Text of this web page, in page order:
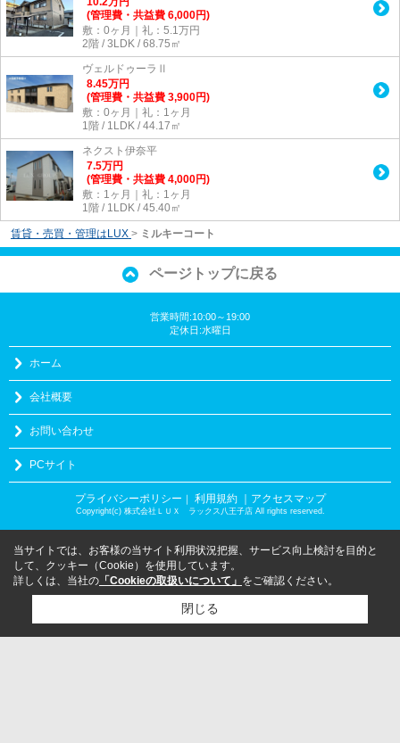
(管理費・共益費 6,000円)
敷：0ヶ月｜礼：5.1万円
2階 / 3LDK / 68.75㎡
ヴェルドゥーラⅡ
8.45万円
(管理費・共益費 3,900円)
敷：0ヶ月｜礼：1ヶ月
1階 / 1LDK / 44.17㎡
ネクスト伊奈平
7.5万円
(管理費・共益費 4,000円)
敷：1ヶ月｜礼：1ヶ月
1階 / 1LDK / 45.40㎡
賃貸・売買・管理はLUX > ミルキーコート
ページトップに戻る
営業時間:10:00～19:00
定休日:水曜日
ホーム
会社概要
お問い合わせ
PCサイト
プライバシーポリシー ｜ 利用規約 ｜アクセスマップ
Copyright(c) 株式会社ＬＵＸ ラックス八王子店 All rights reserved.
当サイトでは、お客様の当サイト利用状況把握、サービス向上検討を目的と
して、クッキー（Cookie）を使用しています。
詳しくは、当社の 「Cookieの取扱いについて」 をご確認ください。
閉じる